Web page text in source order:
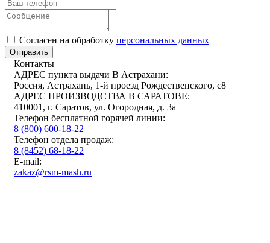
Cогласен на обработку персональных данных
Отправить
Контакты
АДРЕС пункта выдачи В Астрахани:
Россия, Астрахань, 1-й проезд Рождественского, с8
АДРЕС ПРОИЗВОДСТВА В САРАТОВЕ:
410001, г. Саратов, ул. Огородная, д. 3а
Телефон бесплатной горячей линии:
8 (800) 600-18-22
Телефон отдела продаж:
8 (8452) 68-18-22
E-mail:
zakaz@rsm-mash.ru